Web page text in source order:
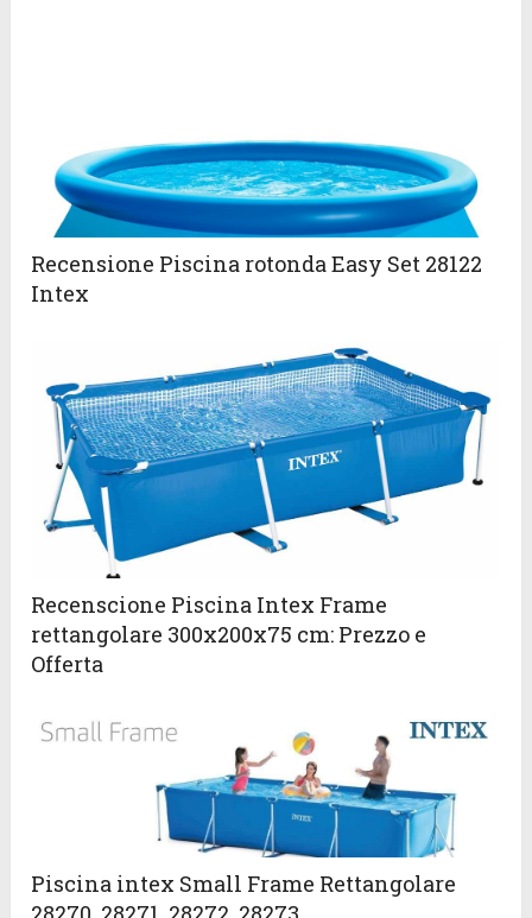
Recensione Piscina rotonda Easy Set 28122
Intex
Recenscione Piscina Intex Frame
rettangolare 300x200x75 cm: Prezzo e
Offerta
Piscina intex Small Frame Rettangolare